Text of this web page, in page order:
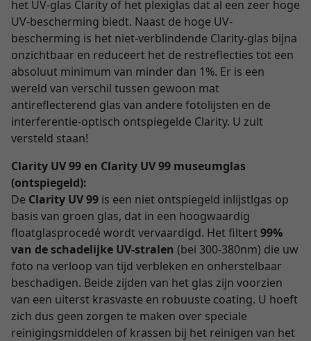
het UV-glas Clarity of het plexiglas dat al een zeer hoge
UV-bescherming biedt. Naast de hoge UV-
bescherming is het niet-verblindende Clarity-glas bijna
onzichtbaar en reduceert het de restreflecties tot een
absoluut minimum van minder dan 1%. Er is een
wereld van verschil tussen gewoon mat
antireflecterend glas van andere fotolijsten en de
interferentie-optisch ontspiegelde Clarity. U zult
versteld staan!
Clarity UV 99 en Clarity UV 99 museumglas
(ontspiegeld):
De Clarity UV 99 is een niet ontspiegeld inlijstlgas op
basis van groen glas, dat in een hoogwaardig
floatglasprocedé wordt vervaardigd. Het filtert99%
van de schadelijke UV-stralen (bei 300-380nm) die uw
foto na verloop van tijd verbleken en onherstelbaar
beschadigen. Beide zijden van het glas zijn voorzien
van een uiterst krasvaste en robuuste coating. U hoeft
zich dus geen zorgen te maken over speciale
reinigingsmiddelen of krassen bij het reinigen van het